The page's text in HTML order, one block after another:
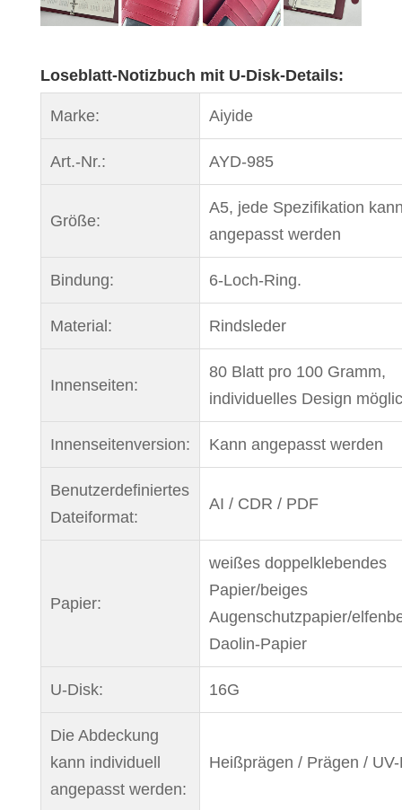
Loseblatt-Notizbuch mit U-Disk-Details:
Marke: Aiyide
Art.-Nr.: AYD-985
Größe:
A5, jede Spezifikation
angepasst werden
Bindung: 6-Loch-Ring.
Material: Rindsleder
Innenseiten:
80 Blatt pro 100 Gramm,
individuelles Design
Innenseitenversion: Kann angepasst werden
Benutzerdefiniertes
Dateiformat:
AI / CDR / PDF
Papier:
weißes doppelklebendes
Papier/beiges
Augenschutzpapier/
Daolin-Papier
U-Disk: 16G
Die Abdeckung
kann individuell
angepasst werden:
Heißprägen / Prägen /